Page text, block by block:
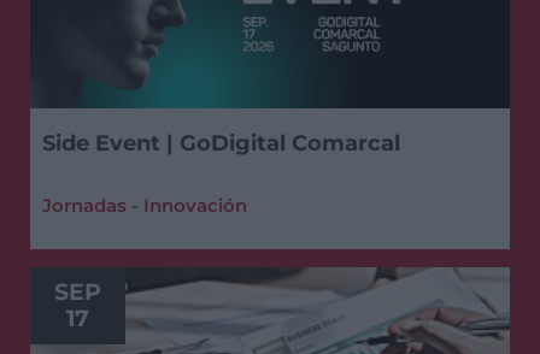
Side Event | GoDigital Comarcal
Jornadas - Innovación
SEP
17